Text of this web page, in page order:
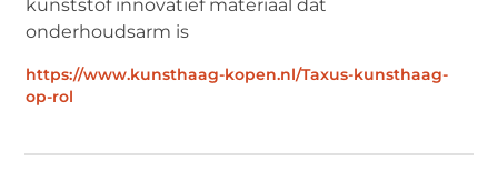
kunststof innovatief materiaal dat
onderhoudsarm is
https://www.kunsthaag-kopen.nl/Taxus-kunsthaag-
op-rol